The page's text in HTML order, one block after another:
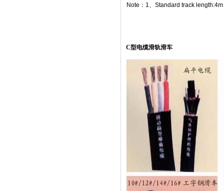
Note：1、Standard track
C型电缆滑轨滑车